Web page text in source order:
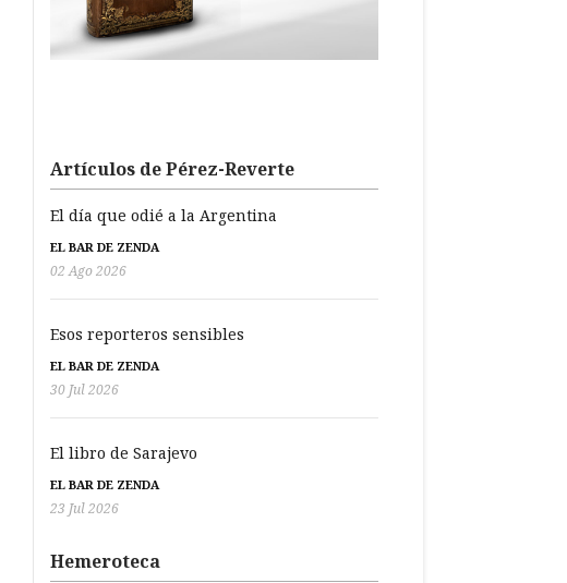
Artículos de Pérez-Reverte
El día que odié a la Argentina
EL BAR DE ZENDA
02 Ago 2026
Esos reporteros sensibles
EL BAR DE ZENDA
30 Jul 2026
El libro de Sarajevo
EL BAR DE ZENDA
23 Jul 2026
Hemeroteca